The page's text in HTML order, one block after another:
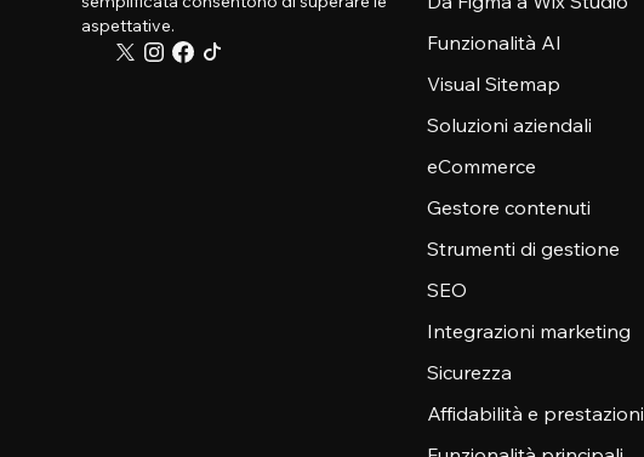
aspettative.
Funzionalità AI
Visual Sitemap
Soluzioni aziendali
eCommerce
Gestore contenuti
Strumenti di gestione
SEO
Integrazioni marketing
Sicurezza
Affidabilità e prestazioni